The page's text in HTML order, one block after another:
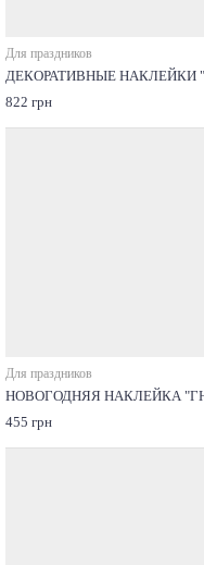
Для праздников
ДЕКОРАТИВНЫЕ НАКЛЕЙКИ
822 грн
Для праздников
НОВОГОДНЯЯ НАКЛЕЙКА
455 грн